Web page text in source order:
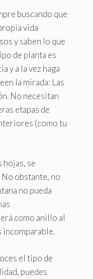
buscando que
vida
y saben lo que
de planta es
y a la vez haga
la mirada: Las
No necesitan
etapas de
(como tu
hojas, se
obstante, no
no pueda
como anillo al
incomparable.
el tipo de
puedes